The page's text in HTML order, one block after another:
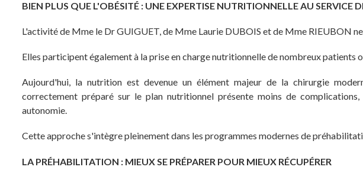
BIEN PLUS QUE L'OBÉSITÉ : UNE EXPERTISE NUTRITIONNELLE AU SERVICE
L'activité de Mme le Dr GUIGUET, de Mme Laurie DUBOIS et de Mme RIEUBON
Elles participent également à la prise en charge nutritionnelle de nombreux patients
Aujourd'hui, la nutrition est devenue un élément majeur de la chirurgie
correctement préparé sur le plan nutritionnel présente moins de
autonomie.
Cette approche s'intègre pleinement dans les programmes modernes de
LA PRÉHABILITATION : MIEUX SE PRÉPARER POUR MIEUX RÉCUPÉRER